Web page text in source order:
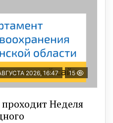
2026, 16:47 15
Неделя